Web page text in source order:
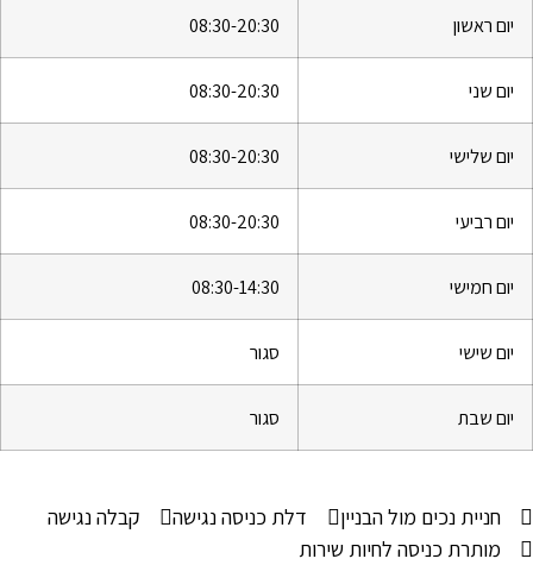
יום ראשון 08:30-20:30
יום שני 08:30-20:30
יום שלישי 08:30-20:30
יום רביעי 08:30-20:30
יום חמישי 08:30-14:30
יום שישי סגור
יום שבת סגור
חניית נכים מול הבניין דלת כניסה נגישה
קבלה נגישה
מותרת כניסה לחיות שירות